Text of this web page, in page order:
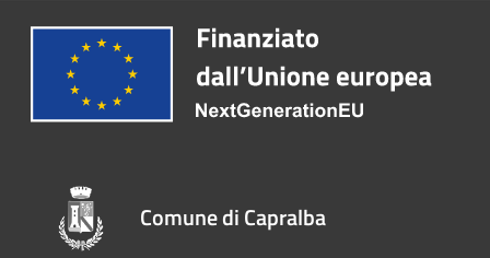
Comune di Capralba